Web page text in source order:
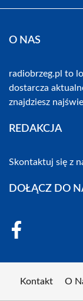
O NAS
radiobrzeg.pl to
dostarcza
znajdziesz
REDAKCJA
Skontaktuj się z
DOŁĄCZ DO
Kontakt O